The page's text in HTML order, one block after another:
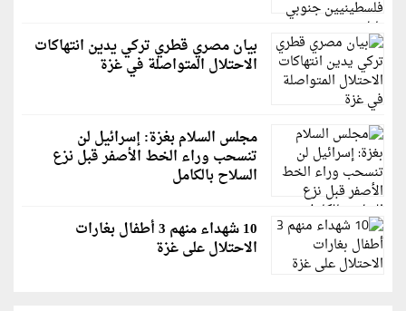
بيان مصري قطري تركي يدين انتهاكات
الاحتلال المتواصلة في غزة
مجلس السلام بغزة: إسرائيل لن
تنسحب وراء الخط الأصفر قبل نزع
السلاح بالكامل
10 شهداء منهم 3 أطفال بغارات
الاحتلال على غزة